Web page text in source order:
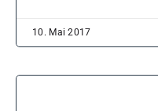
10. Mai 2017